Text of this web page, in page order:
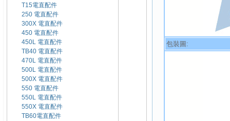
T15電直配件
250 電直配件
300X 電直配件
450 電直配件
450L 電直配件
TB40 電直配件
470L 電直配件
500L 電直配件
500X 電直配件
550 電直配件
550L 電直配件
550X 電直配件
TB60電直配件
包裝圖: